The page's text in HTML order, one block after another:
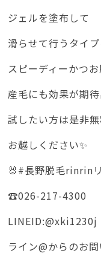
ジェルを塗布して
滑らせて行うタイ
スピーディーかつ
産毛にも効果が期
試したい方は是非
お越しください✨
🐰#長野脱毛rinrin
☎️026-217-4300
LINEID:@xki1230j
ライン@からのお問